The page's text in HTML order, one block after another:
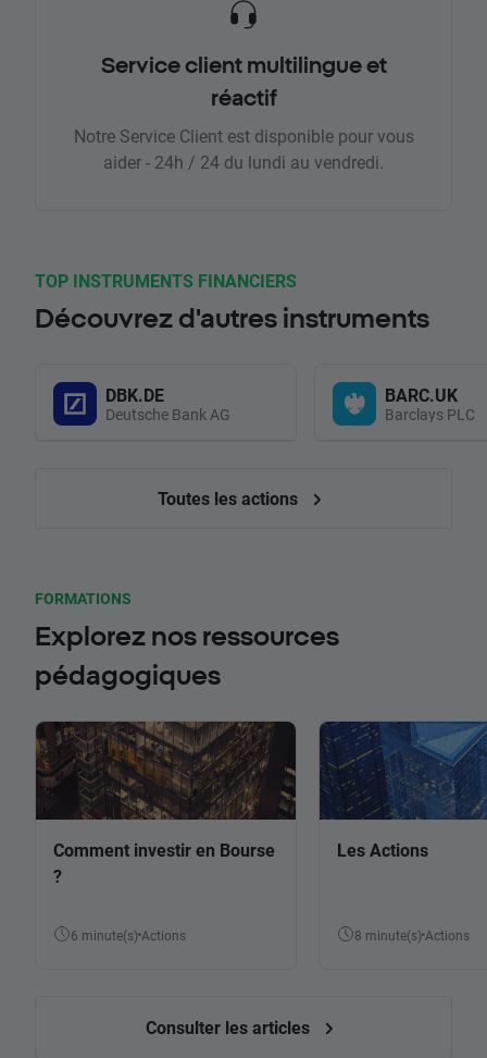
Service client multilingue et
réactif
Notre Service Client est disponible pour vous
aider - 24h / 24 du lundi au vendredi.
TOP INSTRUMENTS FINANCIERS
Découvrez d'autres instruments
DBK.DE
Deutsche Bank AG
BARC.UK
Barclays PLC
Toutes les actions
FORMATIONS
Explorez nos ressources
pédagogiques
Comment investir en Bourse
?
6 minute(s) Actions
Les Actions
8 minute(s) Actions
Consulter les articles